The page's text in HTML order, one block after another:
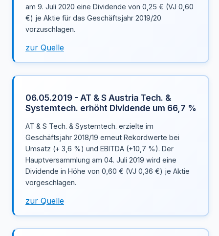
am 9. Juli 2020 eine Dividende von 0,25 € (VJ 0,60
€) je Aktie für das Geschäftsjahr 2019/20
vorzuschlagen.
zur Quelle
06.05.2019 - AT & S Austria Tech. &
Systemtech. erhöht Dividende um 66,7 %
AT & S Tech. & Systemtech. erzielte im
Geschäftsjahr 2018/19 erneut Rekordwerte bei
Umsatz (+ 3,6 %) und EBITDA (+10,7 %). Der
Hauptversammlung am 04. Juli 2019 wird eine
Dividende in Höhe von 0,60 € (VJ 0,36 €) je Aktie
vorgeschlagen.
zur Quelle